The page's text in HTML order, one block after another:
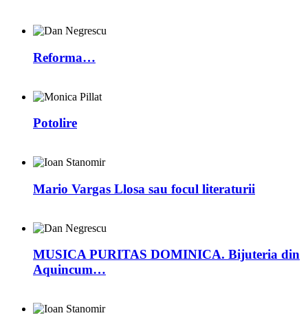
Reforma…
Potolire
Mario Vargas Llosa sau focul literaturii
MUSICA PURITAS DOMINICA. Bijuteria din
Aquincum…